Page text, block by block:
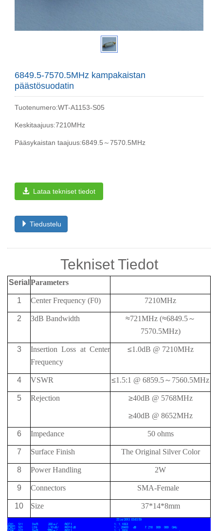
6849.5-7570.5MHz kampakaistan
päästösuodatin
Tuotenumero:WT-A1153-S05
Keskitaajuus:7210MHz
Pääsykaistan taajuus:6849.5～7570.5MHz
Lataa tekniset tiedot
Tiedustelu
Tekniset Tiedot
Serial Parameters
1 Center Frequency (F0) 7210MHz
2 3dB Bandwidth ≈721MHz (≈6849.5～
7570.5MHz)
3
Insertion Loss at Center
Frequency
≤1.0dB @ 7210MHz
4 VSWR ≤1.5:1 @ 6859.5～ 7560.5MHz
5 Rejection ≥40dB @ 5768MHz
≥40dB @ 8652MHz
6 Impedance 50 ohms
7 Surface Finish The Original Silver Color
8 Power Handling 2W
9 Connectors SMA-Female
10 Size 37*14*8mm